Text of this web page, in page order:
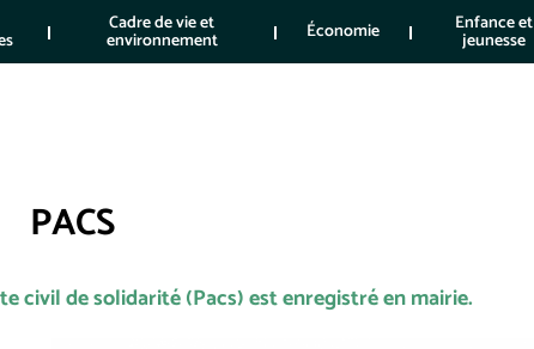
Cadre de vie et
environnement Économie Enfance et
jeunesse
PACS
civil de solidarité (Pacs) est enregistré en mairie.